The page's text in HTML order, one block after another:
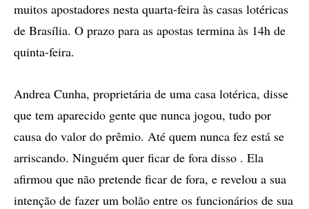
muitos apostadores nesta quarta-feira às casas lotéricas
de Brasília. O prazo para as apostas termina às 14h de
quinta-feira.
Andrea Cunha, proprietária de uma casa lotérica, disse
que tem aparecido gente que nunca jogou, tudo por
causa do valor do prêmio. Até quem nunca fez está se
arriscando. Ninguém quer ficar de fora disso . Ela
afirmou que não pretende ficar de fora, e revelou a sua
intenção de fazer um bolão entre os funcionários de sua